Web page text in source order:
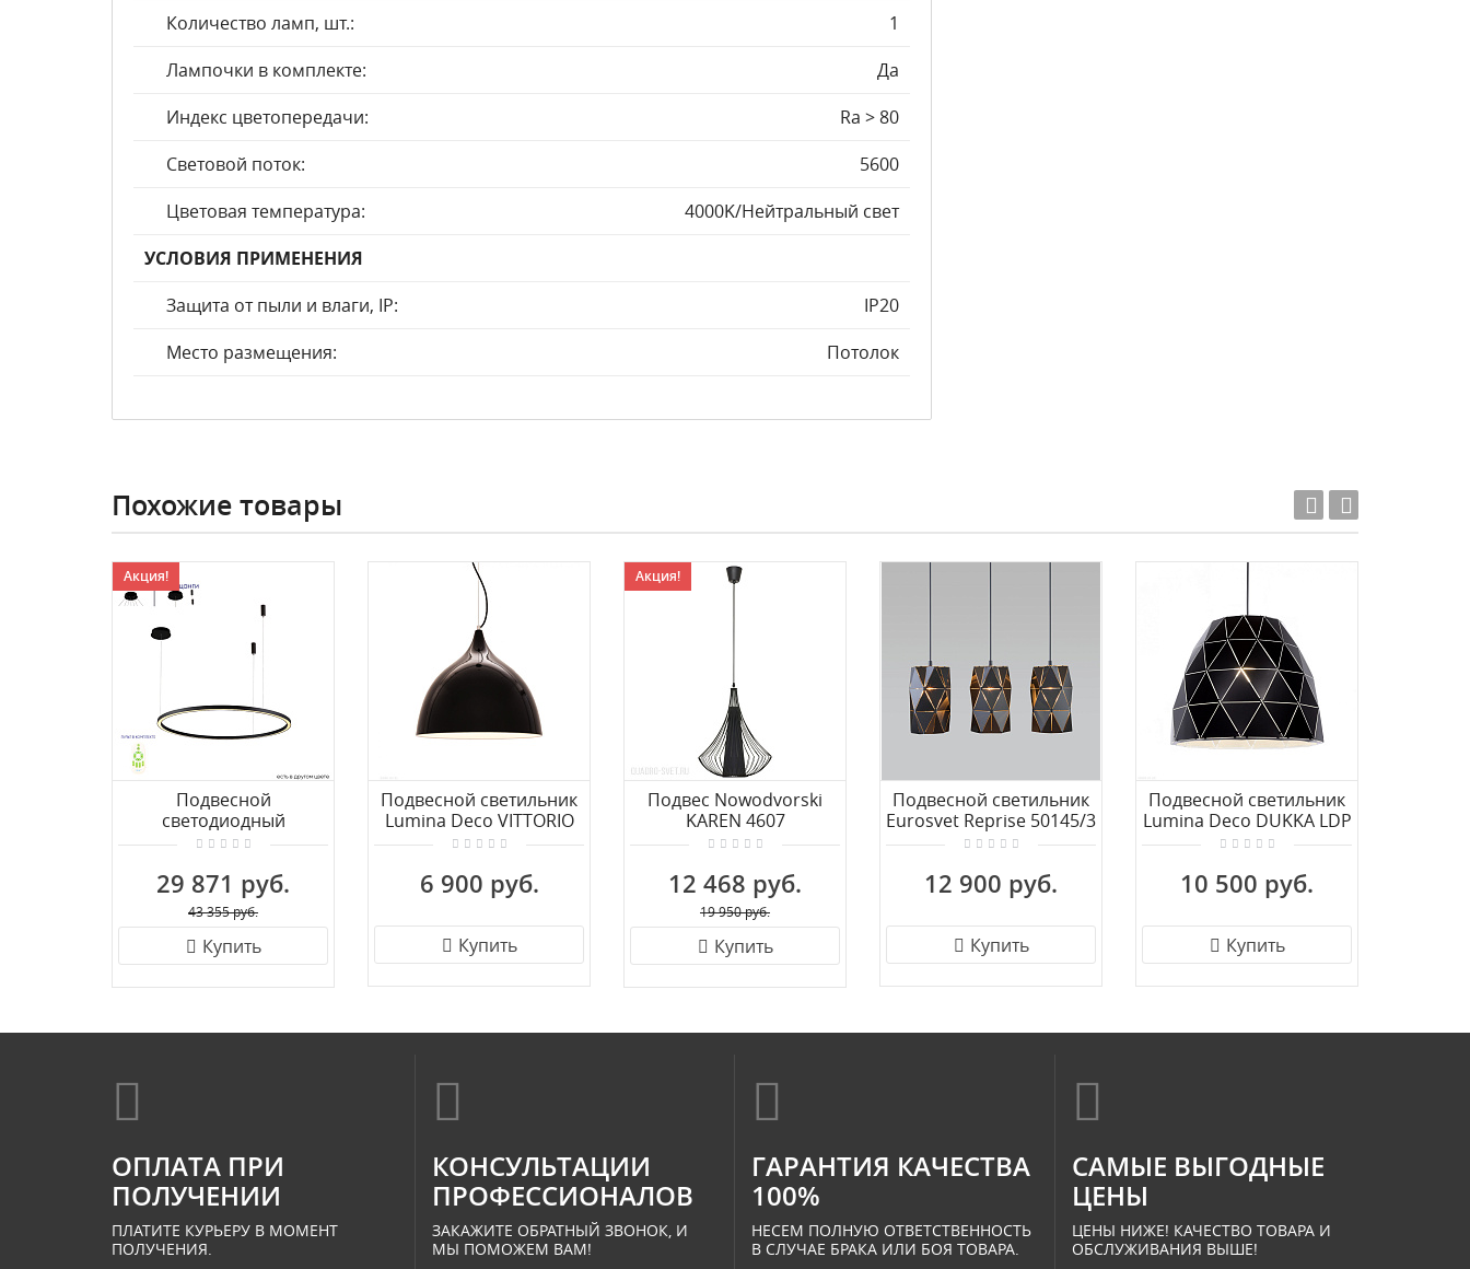
Количество ламп, шт.:
1
Лампочки в комплекте:
Да
Индекс цветопередачи:
Ra > 80
Световой поток:
5600
Цветовая температура:
4000K/Нейтральный свет
УСЛОВИЯ ПРИМЕНЕНИЯ
Защита от пыли и влаги, IP:
IP20
Место размещения:
Потолок
Похожие товары
Акция!
Подвесной
светодиодный
светильник Crystal Lux
BLACK
29 871 руб.
43 355 руб.
Купить
Подвесной светильник
Lumina Deco VITTORIO
LDP 7520 BK GL
6 900 руб.
Купить
Акция!
Подвес Nowodvorski
KAREN 4607
12 468 руб.
19 950 руб.
Купить
Подвесной светильник
Eurosvet Reprise 50145/3
черный
12 900 руб.
Купить
Подвесной светильник
Lumina Deco DUKKA LDP
7415-1 (BK)
10 500 руб.
Купить
ОПЛАТА ПРИ
ПОЛУЧЕНИИ
ПЛАТИТЕ КУРЬЕРУ В МОМЕНТ
ПОЛУЧЕНИЯ.
КОНСУЛЬТАЦИИ
ПРОФЕССИОНАЛОВ
ЗАКАЖИТЕ ОБРАТНЫЙ ЗВОНОК, И
МЫ ПОМОЖЕМ ВАМ!
ГАРАНТИЯ КАЧЕСТВА
100%
НЕСЕМ ПОЛНУЮ ОТВЕТСТВЕННОСТЬ
В СЛУЧАЕ БРАКА ИЛИ БОЯ ТОВАРА.
САМЫЕ ВЫГОДНЫЕ
ЦЕНЫ
ЦЕНЫ НИЖЕ! КАЧЕСТВО ТОВАРА И
ОБСЛУЖИВАНИЯ ВЫШЕ!